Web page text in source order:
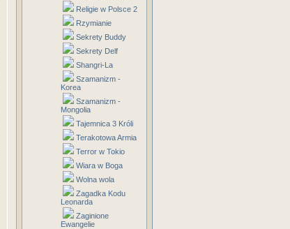
Religie w Polsce 2
Rzymianie
Sekrety Buddy
Sekrety Delf
Shangri-La
Szamanizm -
Korea
Szamanizm -
Mongolia
Tajemnica 3 Króli
Terakotowa Armia
Terror w Tokio
Wiara w Boga
Wolna wola
Zagadka Kodu
Leonarda
Zaginione
Ewangelie